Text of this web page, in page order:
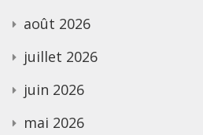
août 2026
juillet 2026
juin 2026
mai 2026